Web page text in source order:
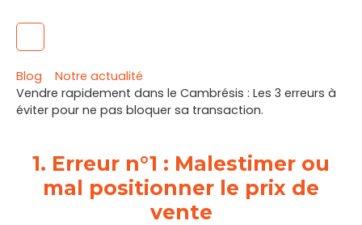
Blog
Notre actualité
Vendre rapidement dans le Cambrésis : Les 3 erreurs à
éviter pour ne pas bloquer sa transaction.
1. Erreur n°1 : Malestimer ou
mal positionner le prix de
vente